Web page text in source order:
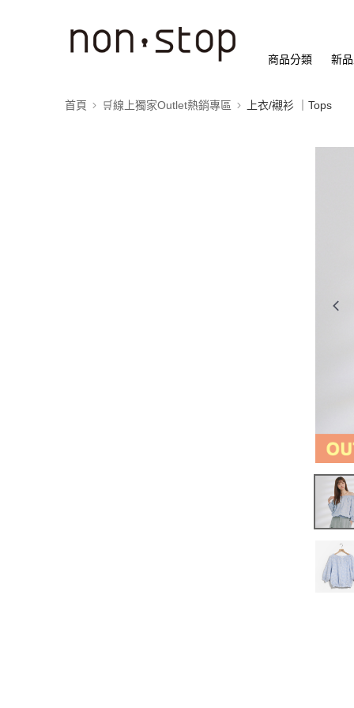
商品分類 新
首頁 🛒線上獨家Outlet熱銷專區 上衣/襯衫 ｜Tops